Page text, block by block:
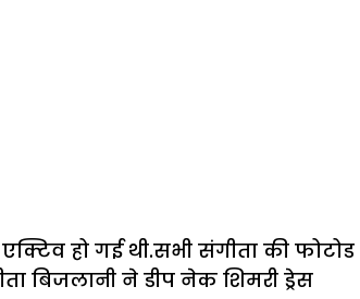
हो गई थी.सभी संगीता की फोटोड
बिजलानी ने डीप नेक शिमरी ड्रेस